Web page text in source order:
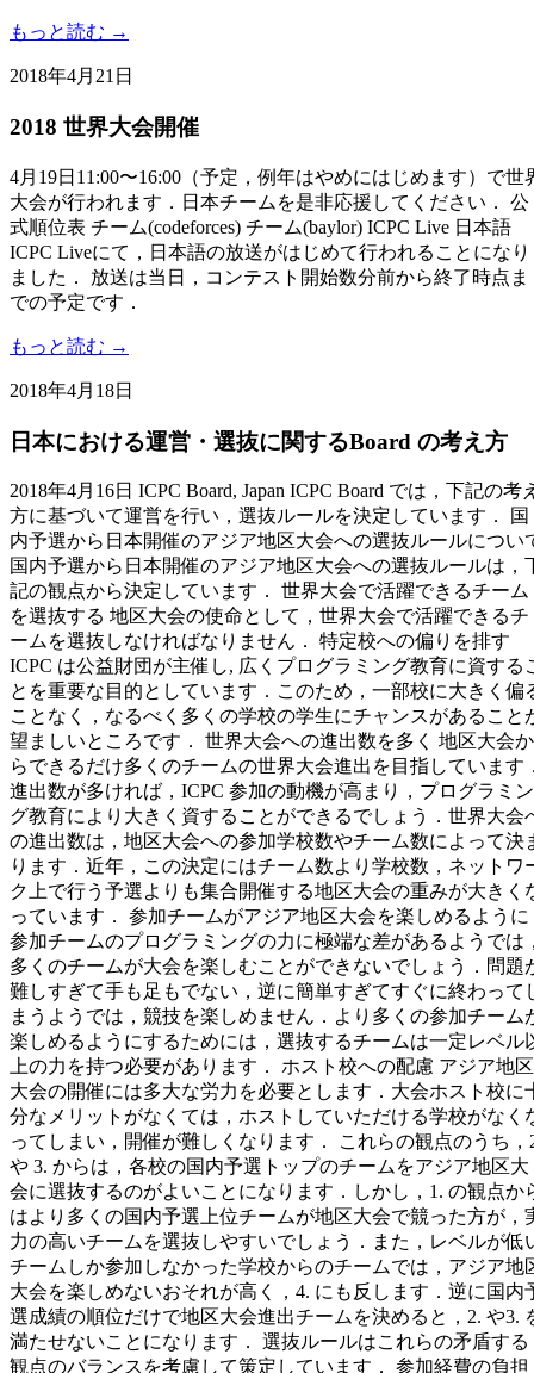
もっと読む →
2018年4月21日
2018 世界大会開催
4月19日11:00〜16:00（予定，例年はやめにはじめます）で世
大会が行われます．日本チームを是非応援してください． 公
式順位表 チーム(codeforces) チーム(baylor) ICPC Live 日本語
ICPC Liveにて，日本語の放送がはじめて行われることになり
ました． 放送は当日，コンテスト開始数分前から終了時点ま
での予定です．
もっと読む →
2018年4月18日
日本における運営・選抜に関するBoard の考え方
2018年4月16日 ICPC Board, Japan ICPC Board では，下記の考
方に基づいて運営を行い，選抜ルールを決定しています． 国
内予選から日本開催のアジア地区大会への選抜ルールについ
国内予選から日本開催のアジア地区大会への選抜ルールは，
記の観点から決定しています． 世界大会で活躍できるチーム
を選抜する 地区大会の使命として，世界大会で活躍できるチ
ームを選抜しなければなりません． 特定校への偏りを排す
ICPC は公益財団が主催し, 広くプログラミング教育に資する
とを重要な目的としています．このため，一部校に大きく偏
ことなく，なるべく多くの学校の学生にチャンスがあること
望ましいところです． 世界大会への進出数を多く 地区大会か
らできるだけ多くのチームの世界大会進出を目指しています
進出数が多ければ，ICPC 参加の動機が高まり，プログラミン
グ教育により大きく資することができるでしょう．世界大会
の進出数は，地区大会への参加学校数やチーム数によって決
ります．近年，この決定にはチーム数より学校数，ネットワ
ク上で行う予選よりも集合開催する地区大会の重みが大きく
っています． 参加チームがアジア地区大会を楽しめるように
参加チームのプログラミングの力に極端な差があるようでは
多くのチームが大会を楽しむことができないでしょう．問題
難しすぎて手も足もでない，逆に簡単すぎてすぐに終わって
まうようでは，競技を楽しめません．より多くの参加チーム
楽しめるようにするためには，選抜するチームは一定レベル
上の力を持つ必要があります． ホスト校への配慮 アジア地区
大会の開催には多大な労力を必要とします．大会ホスト校に
分なメリットがなくては，ホストしていただける学校がなく
ってしまい，開催が難しくなります． これらの観点のうち，
や 3. からは，各校の国内予選トップのチームをアジア地区大
会に選抜するのがよいことになります．しかし，1. の観点か
はより多くの国内予選上位チームが地区大会で競った方が，
力の高いチームを選抜しやすいでしょう．また，レベルが低
チームしか参加しなかった学校からのチームでは，アジア地
大会を楽しめないおそれが高く，4. にも反します．逆に国内
選成績の順位だけで地区大会進出チームを決めると，2. や3.
満たせないことになります． 選抜ルールはこれらの矛盾する
観点のバランスを考慮して策定しています． 参加経費の負担